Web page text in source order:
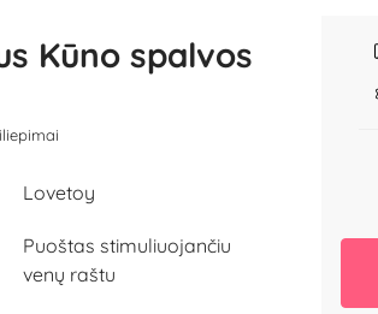
Play
Kūno spalvos
Lovetoy
Puoštas stimuliuojančiu
venų raštu